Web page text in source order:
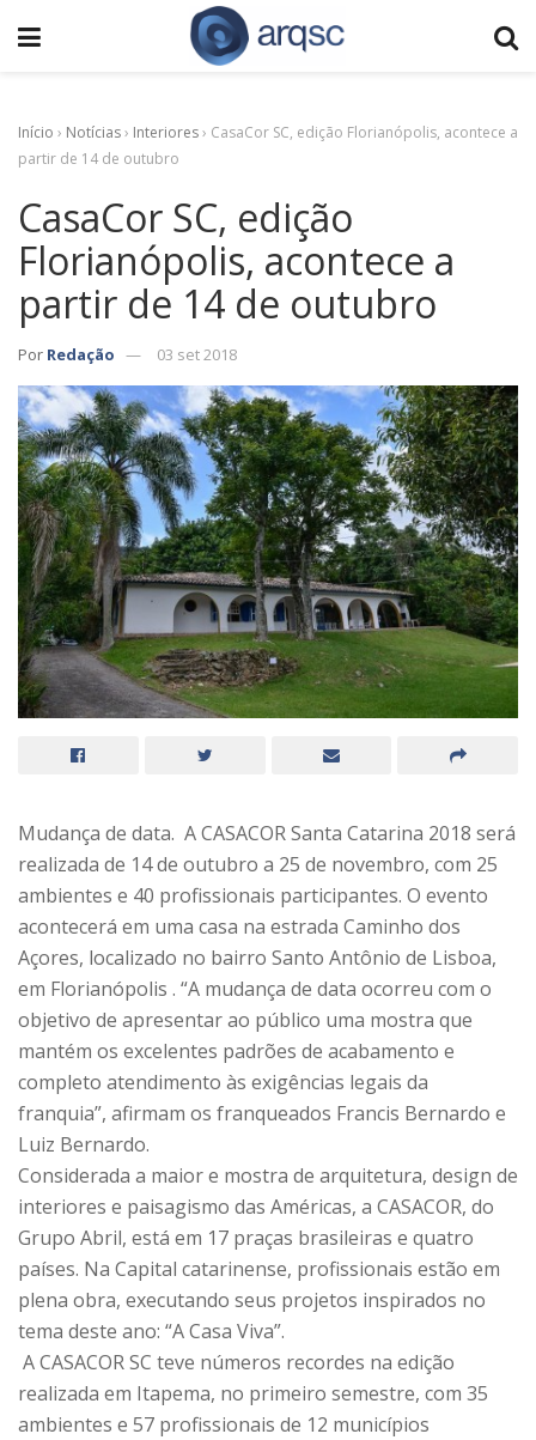
Início › Notícias› Interiores› CasaCor SC, edição Florianópolis, acontece a
partir de 14 de outubro
CasaCor SC, edição
Florianópolis, acontece a
partir de 14 de outubro
Por Redação 03 set 2018
Mudança de data. A CASACOR Santa Catarina 2018 será
realizada de 14 de outubro a 25 de novembro, com 25
ambientes e 40 profissionais participantes. O evento
acontecerá em uma casa na estrada Caminho dos
Açores, localizado no bairro Santo Antônio de Lisboa,
em Florianópolis . “A mudança de data ocorreu com o
objetivo de apresentar ao público uma mostra que
mantém os excelentes padrões de acabamento e
completo atendimento às exigências legais da
franquia”, afirmam os franqueados Francis Bernardo e
Luiz Bernardo.
Considerada a maior e mostra de arquitetura, design de
interiores e paisagismo das Américas, a CASACOR, do
Grupo Abril, está em 17 praças brasileiras e quatro
países. Na Capital catarinense, profissionais estão em
plena obra, executando seus projetos inspirados no
tema deste ano: “A Casa Viva”.
A CASACOR SC teve números recordes na edição
realizada em Itapema, no primeiro semestre, com 35
ambientes e 57 profissionais de 12 municípios